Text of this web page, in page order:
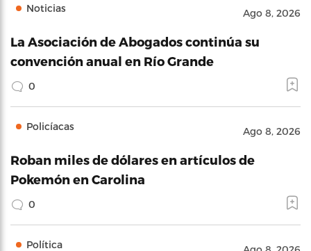
Noticias Ago 8, 2026
La Asociación de Abogados continúa su
convención anual en Río Grande
0
Policíacas Ago 8, 2026
Roban miles de dólares en artículos de
Pokemón en Carolina
0
Política